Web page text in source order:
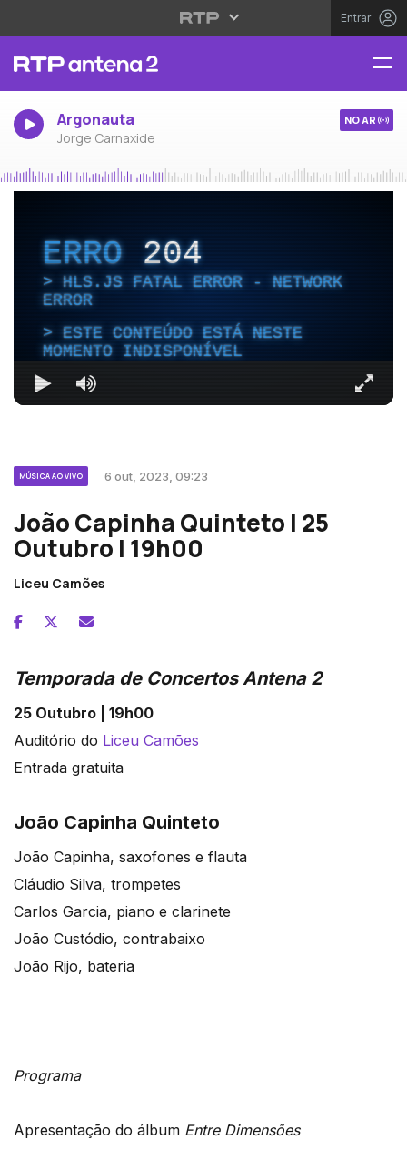
Entrar
Argonauta
Jorge Carnaxide
NO AR
ERRO204
HLS.JS FATAL ERROR - NETWORK
ERROR
ESTE CONTEÚDO ESTÁ NESTE
MOMENTO INDISPONÍVEL
MÚSICA AO VIVO 6 out, 2023, 09:23
João Capinha Quinteto | 25
Outubro | 19h00
Liceu Camões
Temporada de Concertos Antena 2
25 Outubro | 19h00
Auditório do Liceu Camões
Entrada gratuita
João Capinha Quinteto
João Capinha, saxofones e flauta
Cláudio Silva, trompetes
Carlos Garcia, piano e clarinete
João Custódio, contrabaixo
João Rijo, bateria
Programa
Apresentação do álbum Entre Dimensões